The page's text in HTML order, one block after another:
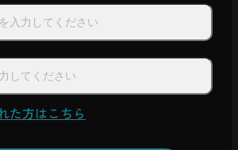
た方はこちら